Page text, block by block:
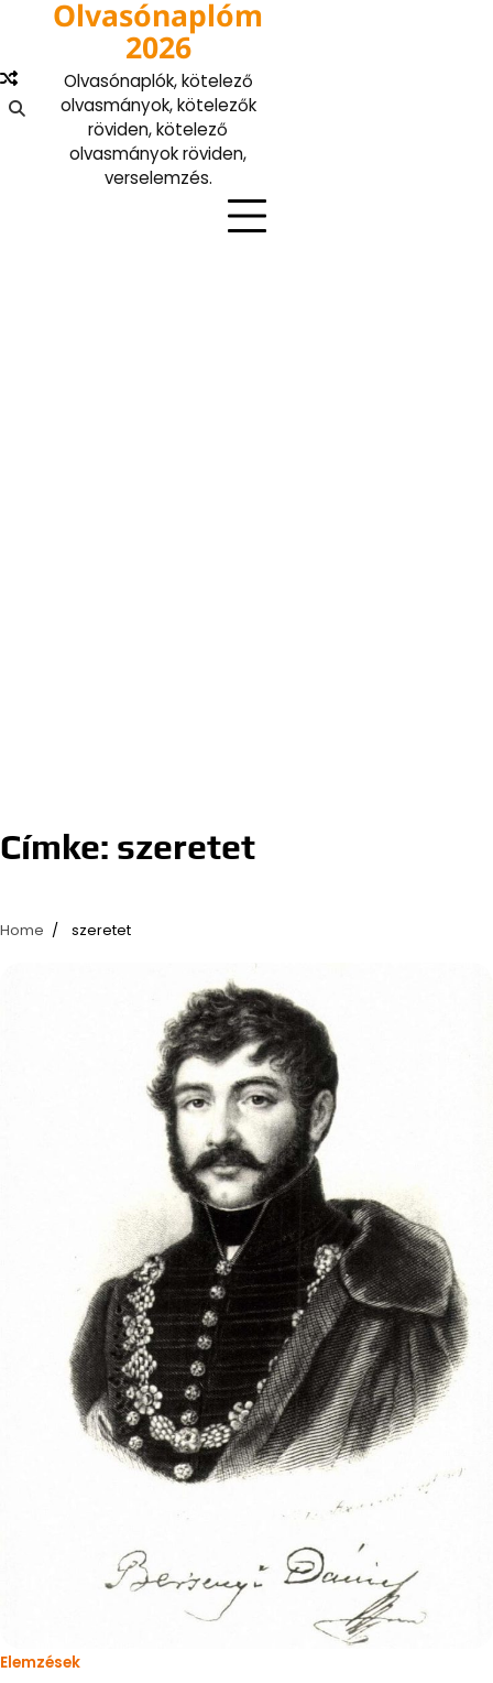
content
Olvasónaplóm
2026
Olvasónaplók, kötelező
olvasmányok, kötelezők
röviden, kötelező
olvasmányok röviden,
verselemzés.
Címke: szeretet
Home szeretet
Elemzések